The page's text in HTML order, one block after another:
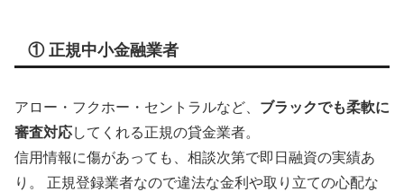
① 正規中小金融業者
アロー・フクホー・セントラルなど、 ブラックでも柔軟に
審査対応してくれる正規の貸金業者。
信用情報に傷があっても、相談次第で即日融資の実績あ
り。 正規登録業者なので違法な金利や取り立ての心配な